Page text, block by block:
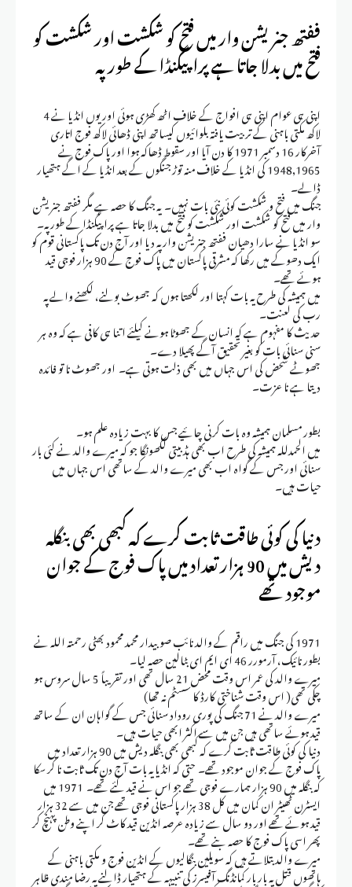
ففتھ جنریشن وار میں فتح کو شکشت اور شکشت کو
فتح میں بدلا جاتا ہے پراپیگنڈا کے طور پہ
اپنی ہی عوام اپنی ہی افواج کے خلاف اٹھ کھڑی ہوئی اور یوں انڈیا نے 4
لاکھ مکتی باہنی کے تربیت یافتہ بلوائیوں کیساتھ اپنی ڈھائی لاکھ فوج اتاری
آخرکار 16 دسمبر 1971 کا دن آیا اور سقوط ڈھاکہ ہوا اور پاک فوج نے
1948,1965 کی انڈیا کے خلاف منہ توڑ جنگوں کے بعد انڈیا کے اگے ہتھیار
ڈالے۔
جنگ میں فتح و شکشت کوئی نئی بات نہیں۔ یہ جنگ کا حصہ ہے مگر ففتھ جنریشن
وار میں فتح کو شکشت اور شکشت کو فتح میں بدلا جاتا ہے پراپیگنڈا کے طور پہ۔
سو انڈیا نے سارا دھیان ففتھ جنریشن وار پہ دیا اور آج دن تک پاکستانی قوم کو
ایک دھوکے میں رکھا کہ مشرقی پاکستان میں پاک فوج کے 90 ہزار فوجی قید
ہوئے تھے۔
میں ہمیشہ کی طرح یہ بات کہتا اور لکھتا ہوں کہ جھوٹ بولنے، لکھنے والے پہ
رب کی لعنت۔
حدیث کا مفہوم ہے کہ انسان کے جھوٹا ہونے کیلئے اتنا ہی کافی ہے کہ وہ ہر
سنی سنائی بات کو بغیر تحقیق آگے پھیلا دے۔
جھوٹے شحض کی اس جہاں میں بھی ذلت ہوتی ہے۔ اور جھوٹ نا تو فائدہ
دیتا ہے نا عزت۔
بطور مسلمان ہمیشہ وہ بات کرنی چائیے جس کا بہت زیادہ علم ہو۔
میں الحمدللہ ہمیشہ کی طرح اب بھی ہڈ بیتی لکھونگا جو کہ میرے والد نے کئی بار
سنائی اور جس کے گواہ اب بھی میرے والد کے ساتھی اس جہاں میں
حیات ہیں۔
دنیا کی کوئی طاقت ثابت کرے کہ کبھی بھی بنگلہ
دیش میں 90 ہزار تعداد میں پاک فوج کے جوان
موجود تھے
1971 کی جنگ میں راقم کے والد نائب صوبیدار محمد محمود بھٹی رحمتہ اللہ نے
بطور نائیک، آرمورر 46 ای ایم ای بٹالین حصہ لیا۔
میرے والد کی عمر اس وقت محض 21 سال تھی اور تقریباً 5 سال سروس ہو
چکی تھی( اس وقت شناختی کارڈ کا سسٹم نہ تھا)
میرے والد نے 71 جنگ کی پوری روداد سنائی جس کے گواہان ان کے ساتھ
قید ہوئے ساتھی ہیں جن میں سے اکثر ابھی حیات ہیں۔
دنیا کی کوئی طاقت ثابت کرے کہ کبھی بھی بنگلہ دیش میں 90 ہزار تعداد میں
پاک فوج کے جوان موجود تھے۔ حتی کہ انڈیا یہ بات آج دن تک ثابت نا کر سکا
کہ بنگلہ میں 90 ہزار ہمارے فوجی تھے جو اس نے قید کئے تھے۔ 1971 میں
ایسٹرن ٹھیٹر ان کمان میں کل 38 ہزار پاکستانی فوجی تھے جن میں سے 32 ہزار
قید ہوئے تھے اور دو سال سے زیادہ عرصہ انڈین قید کاٹ کر اپنے وطن پہنچ کر
پھر اسی پاک فوج کا حصہ بنے تھے۔
میرے والد بتلاتے ہیں کہ سویلین بنگالیوں کے انڈین فوج و مکتی باہنی کے
ہاتھوں قتل پہ بار بار کمانڈنگ آفیسرز کی تنبیہہ کے ہتھیار ڈالنے پہ رضا مندی ظاہر